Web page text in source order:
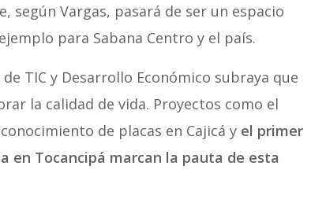
según Vargas, pasará de ser un espacio
para Sabana Centro y el país.
TIC y Desarrollo Económico subraya que
la calidad de vida. Proyectos como el
de placas en Cajicá y el primer
en Tocancipá marcan la pauta de esta